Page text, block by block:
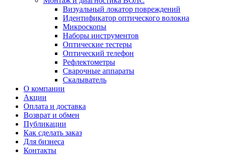
Визуальный локатор повреждений
Идентификатор оптического волокна
Микроскопы
Наборы инструментов
Оптические тестеры
Оптический телефон
Рефлектометры
Сварочные аппараты
Скалыватель
О компании
Акции
Оплата и доставка
Возврат и обмен
Публикации
Как сделать заказ
Для бизнеса
Контакты